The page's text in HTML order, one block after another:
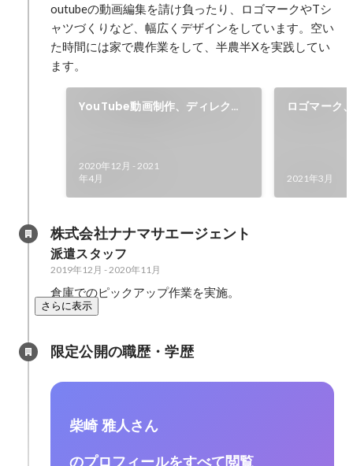
outubeの動画編集を請け負ったり、ロゴマークやTシ
ャツづくりなど、幅広くデザインをしています。空い
た時間には家で農作業をして、半農半Xを実践してい
ます。
YouTube動画制作、ディレクシ
2020年12月 - 2021
年4月
ロゴマーク
2021年3月
株式会社ナナマサエージェント
派遣スタッフ
2019年12月 - 2020年11月
倉庫でのピックアップ作業を実施。
さらに表示
限定公開の職歴・学歴
柴崎 雅人さん
のプロフィールをすべて閲覧